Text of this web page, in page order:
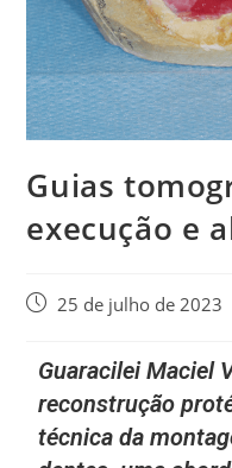
Guias
execução e
25 de julho de 2023
Guaracilei Maciel
reconstrução
técnica da